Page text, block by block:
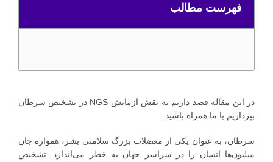
فهرست مطالب
در این مقاله قصد داریم به نقش ازمایش NGS در تشخیص سرطان
بپردازیم با ما همراه باشید.
سرطان، به عنوان یکی از معضلات بزرگ سلامتی بشر، همواره جان
میلیون‌ها انسان را در سراسر جهان به خطر می‌اندازد. تشخیص